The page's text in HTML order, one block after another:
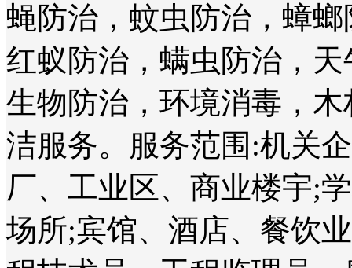
蝇防治，蚊虫防治，蟑
红蚁防治，螨虫防治，
生物防治，环境消毒，
洁服务。服务范围:机关
厂、工业区、商业楼宇;
场所;宾馆、酒店、餐饮